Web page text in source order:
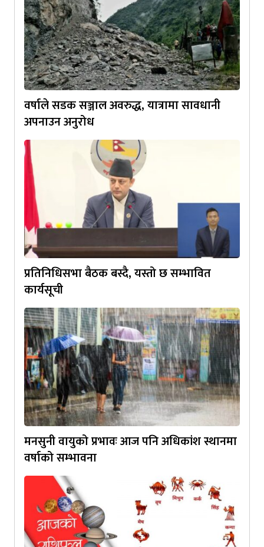
वर्षाले सडक सञ्जाल अवरुद्ध, यात्रामा सावधानी
अपनाउन अनुरोध
प्रतिनिधिसभा बैठक बस्दै, यस्तो छ सम्भावित
कार्यसूची
मनसुनी वायुको प्रभावः आज पनि अधिकांश स्थानमा
वर्षाको सम्भावना